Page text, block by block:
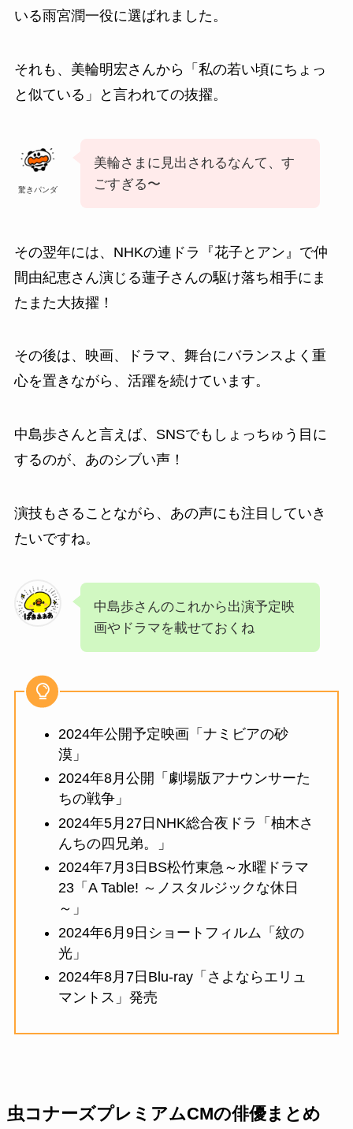
いる雨宮潤一役に選ばれました。
それも、美輪明宏さんから 「私の若い頃にちょっ
と似ている」と言われての抜擢。
驚きパンダ
美輪さまに見出されるなんて、す
ごすぎる〜
その翌年には、NHKの連ドラ 『花子とアン 』で仲
間由紀恵さん演じる蓮子さんの駆け落ち相手にま
たまた大抜擢！
その後は、映画、ドラマ、舞台にバランスよく重
心を置きながら、活躍を続けています。
中島歩さんと言えば、SNSでもしょっちゅう目に
するのが、あのシブい声！
演技もさることながら、あの声にも注目していき
たいですね。
中島歩さんのこれから出演予定映
画やドラマを載せておくね
2024年公開予定映画「ナミビアの砂
漠」
2024年8月公開「劇場版アナウンサーた
ちの戦争」
2024年5月27日NHK総合夜ドラ「柚木さ
んちの四兄弟。」
2024年7月3日BS松竹東急～水曜ドラマ
23「A Table! ～ノスタルジックな休日
～」
2024年6月9日ショートフィルム「紋の
光」
2024年8月7日Blu-ray「さよならエリュ
マントス」発売
虫コナーズプレミアムCMの俳優まとめ